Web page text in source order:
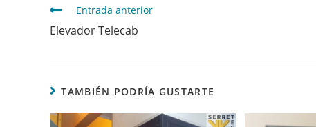
Entrada anterior
Elevador Telecab
TAMBIÉN PODRÍA GUSTARTE